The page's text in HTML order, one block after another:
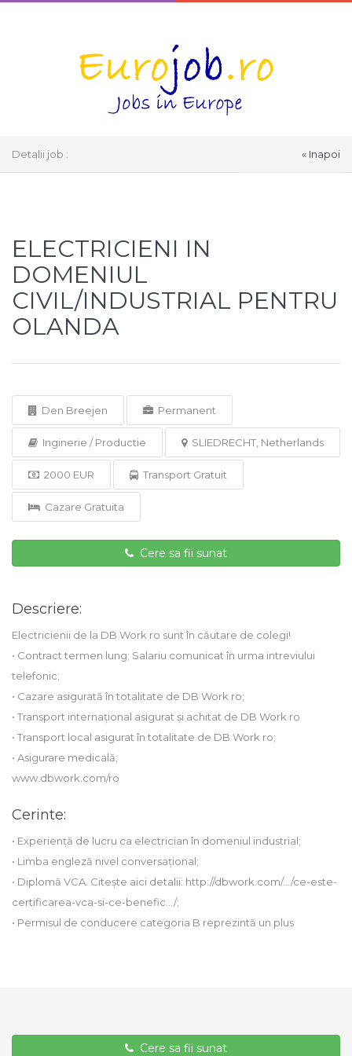
Detalii job : « Inapoi
ELECTRICIENI IN
DOMENIUL
CIVIL/INDUSTRIAL PENTRU
OLANDA
Den Breejen Permanent
Inginerie / Productie SLIEDRECHT, Netherlands
2000 EUR Transport Gratuit
Cazare Gratuita
Cere sa fii sunat
Descriere:
Electricienii de la DB Work ro sunt în căutare de colegi!
• Contract termen lung; Salariu comunicat în urma intreviului
telefonic;
• Cazare asigurată în totalitate de DB Work ro;
• Transport internațional asigurat și achitat de DB Work ro
• Transport local asigurat în totalitate de DB Work ro;
• Asigurare medicală;
www.dbwork.com/ro
Cerinte:
• Experiență de lucru ca electrician în domeniul industrial;
• Limba engleză nivel conversațional;
• Diplomă VCA. Citește aici detalii: http://dbwork.com/…/ce-este-
certificarea-vca-si-ce-benefic…/;
• Permisul de conducere categoria B reprezintă un plus
Cere sa fii sunat